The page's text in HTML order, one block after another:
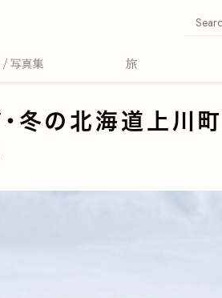
冬の北海道上川